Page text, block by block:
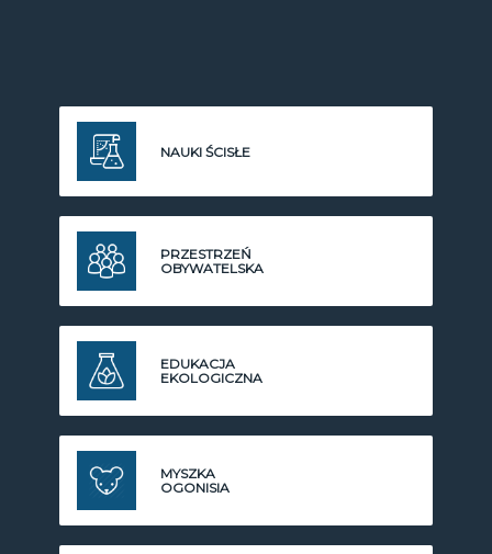
NAUKI ŚCISŁE
PRZESTRZEŃ
OBYWATELSKA
EDUKACJA
EKOLOGICZNA
MYSZKA
OGONISIA